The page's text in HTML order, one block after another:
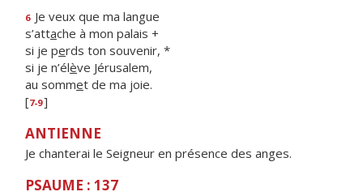
6 Je veux que ma langue
s’attache à mon palais +
si je perds ton souvenir, *
si je n’élève Jérusalem,
au sommet de ma joie.
[7-9]
ANTIENNE
Je chanterai le Seigneur en présence des anges.
PSAUME : 137